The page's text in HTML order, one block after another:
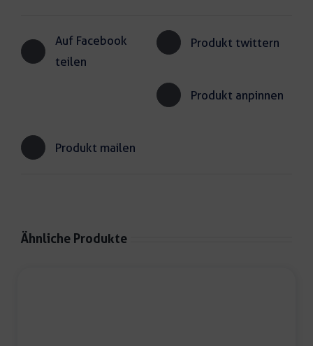
Auf Facebook
teilen
Produkt twittern
Produkt anpinnen
Produkt mailen
Ähnliche Produkte